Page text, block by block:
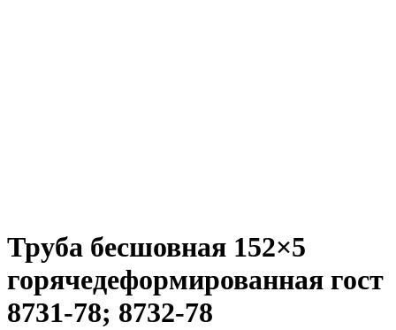
Труба бесшовная 152×5
горячедеформированная гост
8731-78; 8732-78